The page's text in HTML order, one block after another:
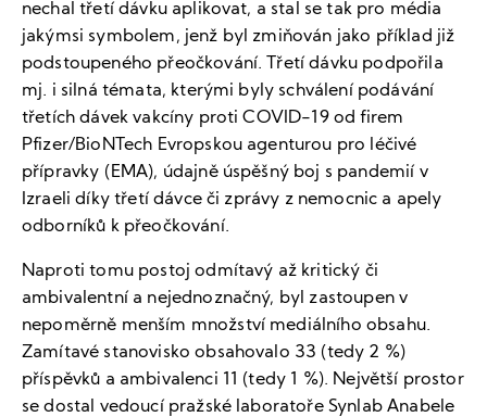
nechal třetí dávku aplikovat, a stal se tak pro média
jakýmsi symbolem, jenž byl zmiňován jako příklad již
podstoupeného přeočkování. Třetí dávku podpořila
mj. i silná témata, kterými byly schválení podávání
třetích dávek vakcíny proti COVID-19 od firem
Pfizer/BioNTech Evropskou agenturou pro léčivé
přípravky (EMA), údajně úspěšný boj s pandemií v
Izraeli díky třetí dávce či zprávy z nemocnic a apely
odborníků k přeočkování.
Naproti tomu postoj odmítavý až kritický či
ambivalentní a nejednoznačný, byl zastoupen v
nepoměrně menším množství mediálního obsahu.
Zamítavé stanovisko obsahovalo 33 (tedy 2 %)
příspěvků a ambivalenci 11 (tedy 1 %). Největší prostor
se dostal vedoucí pražské laboratoře Synlab Anabele